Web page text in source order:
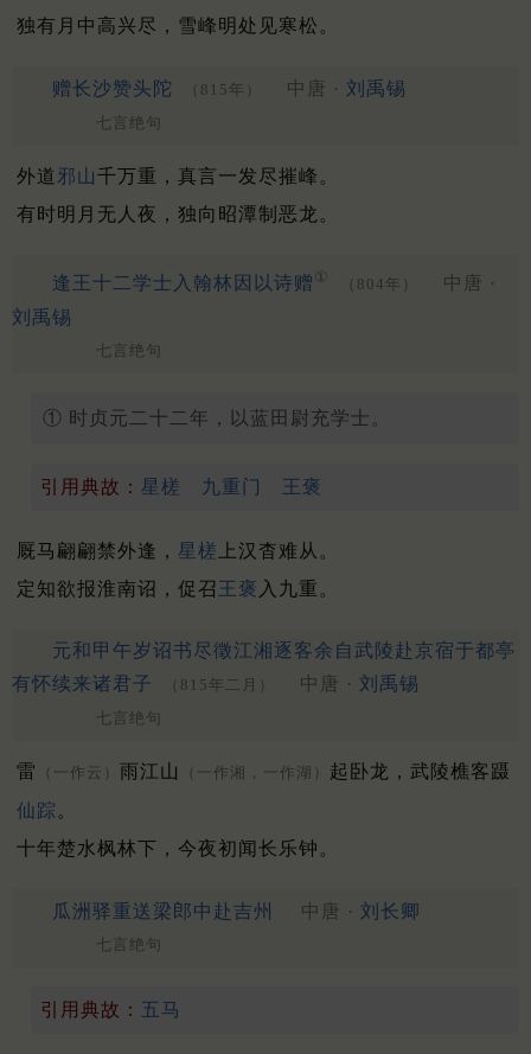
独有月中高兴尽，雪峰明处见寒松。
赠长沙赞头陀 （815年） 中唐 · 刘禹锡
七言绝句
外道 邪山千万重，真言一发尽摧峰。
有时明月无人夜，独向昭潭制恶龙。
逢王十二学士入翰林因以诗赠 ① （804年）
中唐 ·
刘禹锡
七言绝句
① 时贞元二十二年，以蓝田尉充学士。
引用典故： 星槎 九重门 王褒
厩马翩翩禁外逢， 星槎 上汉杳难从。
定知欲报淮南诏，促召王褒 入九重。
元和甲午岁诏书尽徵江湘逐客余自武陵赴京宿于都亭
有怀续来诸君子
（815年二月） 中唐 · 刘禹锡
七言绝句
雷 （一作云） 雨江山 （一作湘，一作湖） 起卧龙，武陵樵客蹑
仙踪 。
十年楚水枫林下，今夜初闻长乐钟。
瓜洲驿重送梁郎中赴吉州 中唐 · 刘长卿
七言绝句
引用典故： 五马